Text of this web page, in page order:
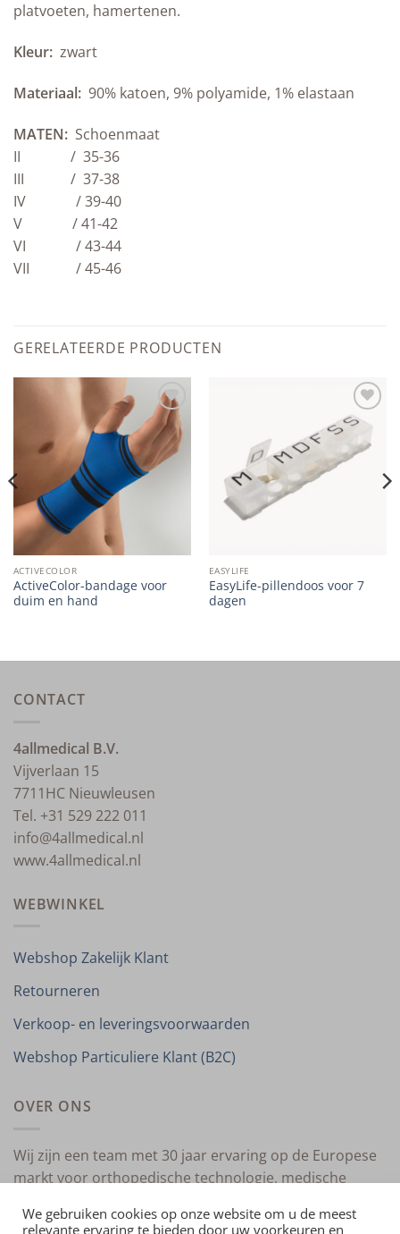
platvoeten, hamertenen.
Kleur: zwart
Materiaal: 90% katoen, 9% polyamide, 1% elastaan
MATEN: Schoenmaat
II / 35-36
III / 37-38
IV / 39-40
V / 41-42
VI / 43-44
VII / 45-46
GERELATEERDE PRODUCTEN
Add to
wishlist
ACTIVECOLOR
ActiveColor-bandage voor
duim en hand
Add to
wishlist
EASYLIFE
EasyLife-pillendoos voor 7
dagen
CONTACT
4allmedical B.V.
Vijverlaan 15
7711HC Nieuwleusen
Tel. +31 529 222 011
info@4allmedical.nl
www.4allmedical.nl
WEBWINKEL
Webshop Zakelijk Klant
Retourneren
Verkoop- en leveringsvoorwaarden
Webshop Particuliere Klant (B2C)
OVER ONS
Wij zijn een team met 30 jaar ervaring op de Europese
markt voor orthopedische technologie, medische
We gebruiken cookies op onze website om u de meest
relevante ervaring te bieden door uw voorkeuren en